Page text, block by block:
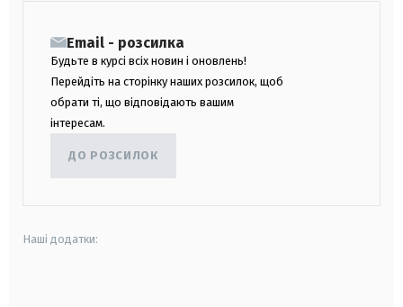
Email - розсилка
Будьте в курсі всіх новин і оновлень!
Перейдіть на сторінку наших розсилок, щоб
обрати ті, що відповідають вашим
інтересам.
ДО РОЗСИЛОК
Наші додатки: